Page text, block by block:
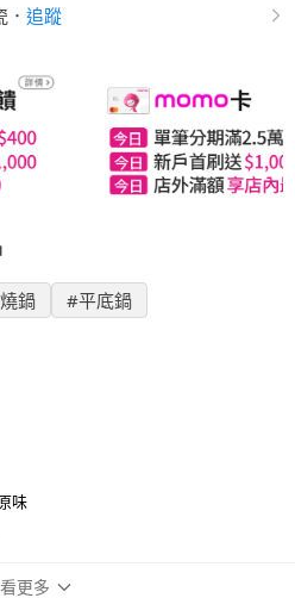
． 追蹤
鍋 #平底鍋
味
更多